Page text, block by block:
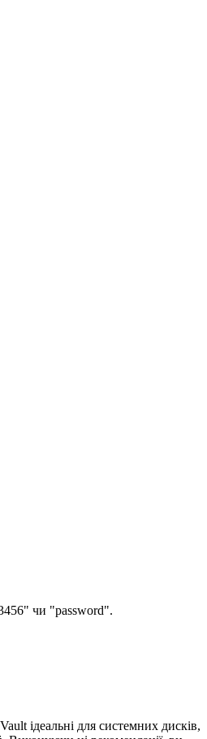
чи "password".
ідеальні для системних дисків,